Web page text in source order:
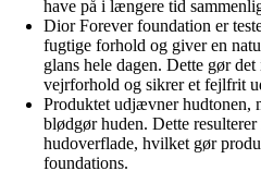
have på i længere tid
Dior Forever foundation er
fugtige forhold og giver en
glans hele dagen. Dette gør
vejrforhold og sikrer et fejlfrit
Produktet udjævner hudtonen,
blødgør huden. Dette
hudoverflade, hvilket gør
foundations.